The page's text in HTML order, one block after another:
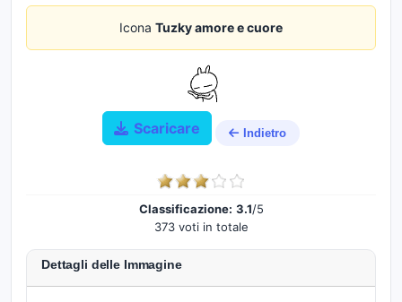
Icona Tuzky amore e cuore
Scaricare Indietro
Classificazione: 3.1/5
373 voti in totale
Dettagli delle Immagine